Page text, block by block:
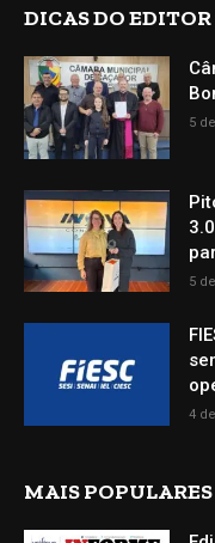
DICAS DO EDITOR
5
5
4
MAIS POPULARES